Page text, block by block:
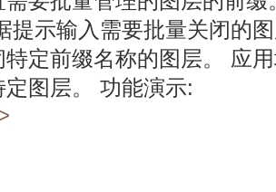
提示输入需要批量关闭的
定前缀名称的图层。 应
图层。 功能演示: